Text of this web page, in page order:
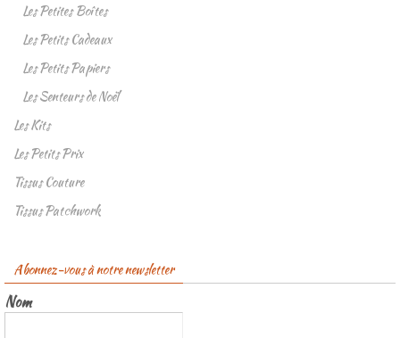
Les Petites Boîtes
Les Petits Cadeaux
Les Petits Papiers
Les Senteurs de Noël
Les Kits
Les Petits Prix
Tissus Couture
Tissus Patchwork
Abonnez-vous à notre newsletter
Nom